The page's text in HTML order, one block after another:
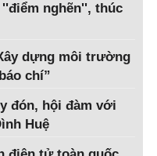
nghẽn'', thúc
dựng môi trường
chí”
đón, hội đàm với
Huệ